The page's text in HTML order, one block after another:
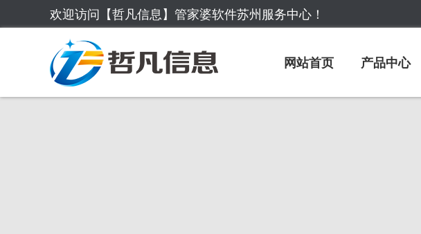
欢迎访问【哲凡信息】管家婆软件苏州服务中心！
网站首页 产品中心